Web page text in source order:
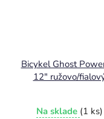
Bicykel Ghost
12" ružovo/
Na sklade (1 ks)